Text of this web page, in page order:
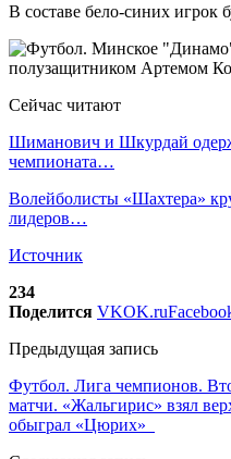
В составе бело-синих игрок
Сейчас читают
Шиманович и Шкурдай
чемпионата…
Волейболисты «Шахтера»
лидеров…
Источник
234
Поделится VKOK.ru
Предыдущая запись
Футбол. Лига чемпионов.
матчи. «Жальгирис» взял
обыграл «Цюрих»